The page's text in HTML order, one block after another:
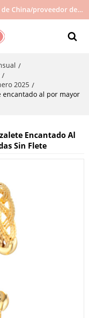
MOQ bajo/OEM/mayorista de joyería de China/proveedor de joyas/joyería de gran venta en stock/no hay joyas de segunda mano
/
/
2025 /
encantado al por mayor
Encantado Al
Sin Flete